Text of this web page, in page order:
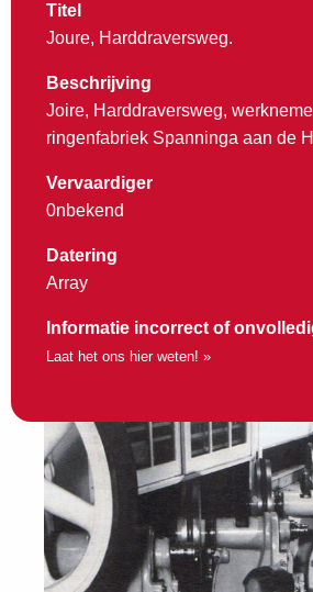
Titel
Joure, Harddraversweg.
Beschrijving
Joire, Harddraversweg,
ringenfabriek Spanninga aan de
Vervaardiger
0nbekend
Datering
Array
Informatie incorrect of
Laat het ons hier weten! »